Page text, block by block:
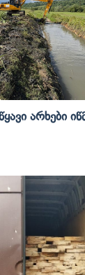
Არხები